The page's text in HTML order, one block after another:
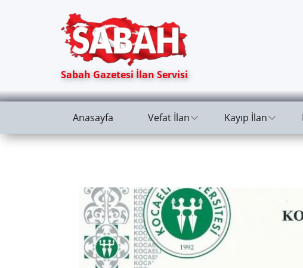
Sabah Gazetesi İlan Servisi
Anasayfa Vefat İlan Kayıp İlan